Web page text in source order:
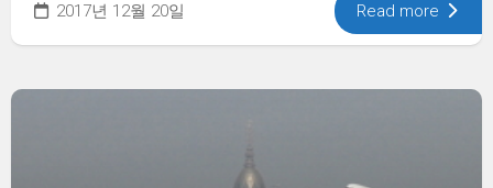
2017년 12월 20일 Read more